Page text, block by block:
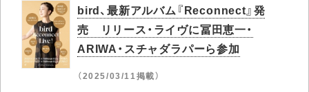
bird、最新アルバム『Reconnect』発
売 リリース・ライヴに冨田恵一・
ARIWA・スチャダラパーら参加
（2025/03/11掲載）